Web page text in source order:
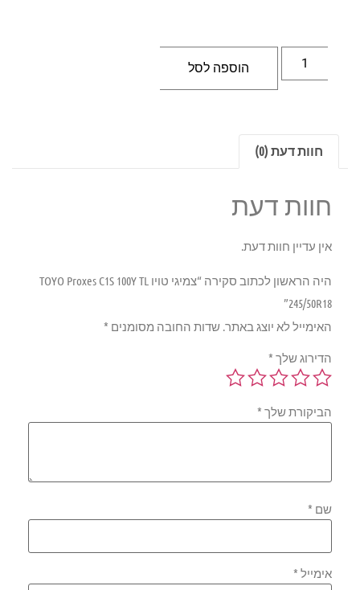
הוספה לסל
חוות דעת (0)
חוות דעת
אין עדיין חוות דעת.
היה הראשון לכתוב סקירה “צמיגי טויו TOYO Proxes C1S 100Y TL
245/50R18”
האימייל לא יוצג באתר. שדות החובה מסומנים*
הדירוג שלך*
הביקורת שלך*
שם*
אימייל*